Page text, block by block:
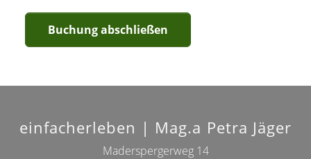
Buchung abschließen
einfacherleben | Mag.a Petra Jäger
Maderspergerweg 14